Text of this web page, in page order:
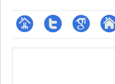
Page CompteGoogle
Media